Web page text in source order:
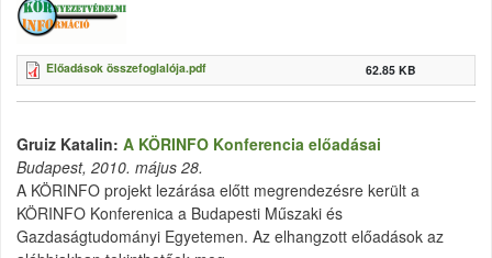
Előadások összefoglalója.pdf 62.85 KB
Gruiz Katalin: A KÖRINFO Konferencia előadásai
Budapest, 2010. május 28.
A KÖRINFO projekt lezárása előtt megrendezésre került a
KÖRINFO Konferenica a Budapesti Műszaki és
Gazdaságtudományi Egyetemen. Az elhangzott előadások az